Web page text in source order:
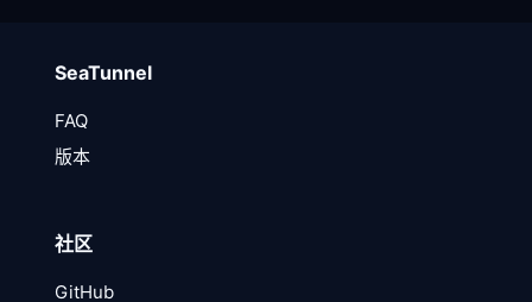
SeaTunnel
FAQ
版本
社区
GitHub